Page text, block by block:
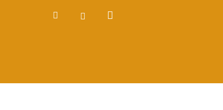
Hledat Přihlášení